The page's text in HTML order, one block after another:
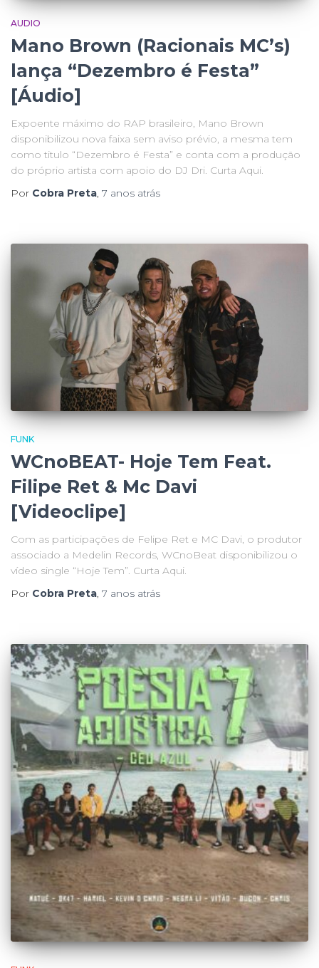
AUDIO
Mano Brown (Racionais MC’s)
lança “Dezembro é Festa”
[Áudio]
Expoente máximo do RAP brasileiro, Mano Brown
disponibilizou nova faixa sem aviso prévio, a mesma tem
como titulo “Dezembro é Festa” e conta com a produção
do próprio artista com apoio do DJ Dri. Curta Aqui.
Por Cobra Preta, 7 anos atrás
FUNK
WCnoBEAT- Hoje Tem Feat.
Filipe Ret & Mc Davi
[Videoclipe]
Com as participações de Felipe Ret e MC Davi, o produtor
associado a Medelin Records, WCnoBeat disponibilizou o
vídeo single “Hoje Tem”. Curta Aqui.
Por Cobra Preta, 7 anos atrás